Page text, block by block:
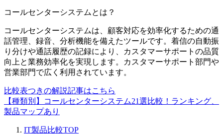
コールセンターシステム とは？
コールセンターシステムは、顧客対応を効率化するための通
話管理、録音、分析機能を備えたツールです。着信の自動振
り分けや通話履歴の記録により、カスタマーサポートの品質
向上と業務効率化を実現します。カスタマーサポート部門や
営業部門で広く利用されています。
比較表つきの解説記事はこちら
【種類別】コールセンターシステム21選比較！ランキング、
製品マップあり
IT製品比較TOP